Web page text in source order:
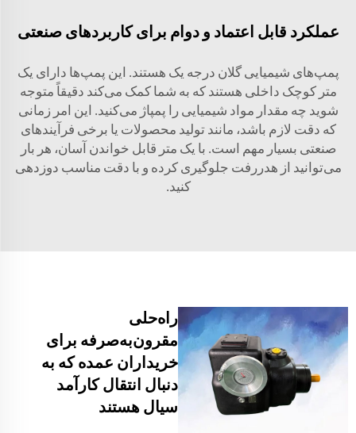
عملکرد قابل اعتماد و دوام برای کاربردهای صنعتی
پمپ‌های شیمیایی گلان درجه یک هستند. این پمپ‌ها دارای یک
متر کوچک داخلی هستند که به شما کمک می‌کند دقیقاً متوجه
شوید چه مقدار مواد شیمیایی را پمپاژ می‌کنید. این امر زمانی
که دقت لازم باشد، مانند تولید محصولات یا برخی فرآیندهای
صنعتی بسیار مهم است. با یک متر قابل خواندن آسان، هر بار
می‌توانید از هدررفت جلوگیری کرده و با دقت مناسب دوزدهی
کنید.
راه‌حلی
مقرون‌به‌صرفه برای
خریداران عمده که به
دنبال انتقال کارآمد
سیال هستند